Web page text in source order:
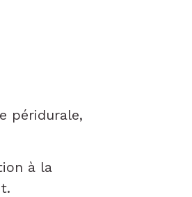
péridurale,
à la